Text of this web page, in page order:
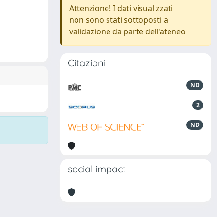
Attenzione! I dati visualizzati
non sono stati sottoposti a
validazione da parte dell'ateneo
Citazioni
ND
2
ND
social impact